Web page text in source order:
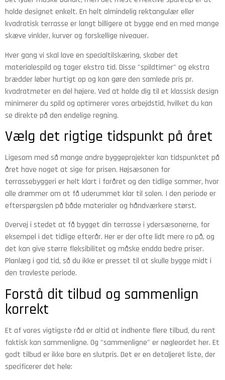
holde designet enkelt. En helt almindelig rektangulær eller
kvadratisk terrasse er langt billigere at bygge end en med mange
skæve vinkler, kurver og forskellige niveauer.
Hver gang vi skal lave en specialtilskæring, skaber det
materialespild og tager ekstra tid. Disse "spildtimer" og ekstra
brædder løber hurtigt op og kan gøre den samlede pris pr.
kvadratmeter en del højere. Ved at holde dig til et klassisk design
minimerer du spild og optimerer vores arbejdstid, hvilket du kan
se direkte på den endelige regning.
Vælg det rigtige tidspunkt på året
Ligesom med så mange andre byggeprojekter kan tidspunktet på
året have noget at sige for prisen. Højsæsonen for
terrassebyggeri er helt klart i foråret og den tidlige sommer, hvor
alle drømmer om at få uderummet klar til solen. I den periode er
efterspørgslen på både materialer og håndværkere størst.
Overvej i stedet at få bygget din terrasse i ydersæsonerne, for
eksempel i det tidlige efterår. Her er der ofte lidt mere ro på, og
det kan give større fleksibilitet og måske endda bedre priser.
Planlæg i god tid, så du ikke er presset til at skulle bygge midt i
den travleste periode.
Forstå dit tilbud og sammenlign
korrekt
Et af vores vigtigste råd er altid at indhente flere tilbud, du rent
faktisk kan sammenligne. Og "sammenligne" er nøgleordet her. Et
godt tilbud er ikke bare en slutpris. Det er en detaljeret liste, der
specificerer det hele: